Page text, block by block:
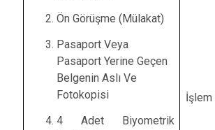
Ön Görüşme (Mülakat)
Pasaport Veya
Pasaport Yerine Geçen
Belgenin Aslı Ve
Fotokopisi
4 Adet Biyometrik
İşlem